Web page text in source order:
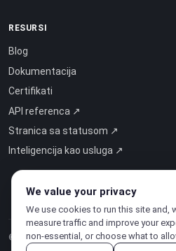
RESURSI
Blog
Dokumentacija
Certifikati
API referenca ↗
Stranica sa statusom ↗
Inteligencija kao usluga ↗
© 2026 CloudSigma Holding AG.Sva
We value your privacy
We use cookies to run this site and,
measure traffic and improve your
non-essential, or choose what to